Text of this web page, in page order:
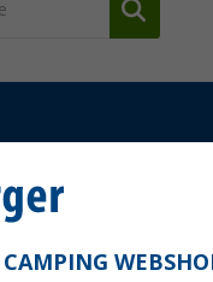
Cunei Fiamma